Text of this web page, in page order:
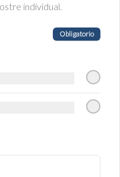
Justo use cookies a fin
individual.
Obligatorio